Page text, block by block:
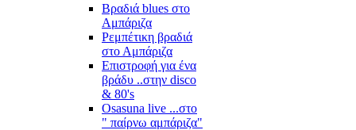
Βραδιά blues στο
Αμπάριζα
Ρεμπέτικη βραδιά
στο Αμπάριζα
Επιστροφή για ένα
βράδυ ..στην disco
& 80's
Osasuna live ...στο
" παίρνω αμπάριζα"